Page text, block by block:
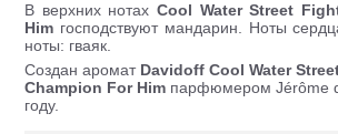
В верхних нотах Cool Water Street
Him господствуют мандарин. Ноты
ноты: гваяк.
Создан аромат Davidoff Cool Water
Champion For Him парфюмером Jérôme
году.